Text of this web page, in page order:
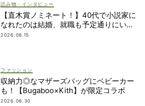
読み物・インタビュー
【直木賞ノミネート！】40代で小説家に
なれたのは結婚、就職も予定通りにいか
なかったから｜朝倉かすみさん
2026.06.15
ファッション
収納力◎なマザーズバッグにベビーカー
も！【Bugaboo×Kith】が限定コラボ
2026.06.30